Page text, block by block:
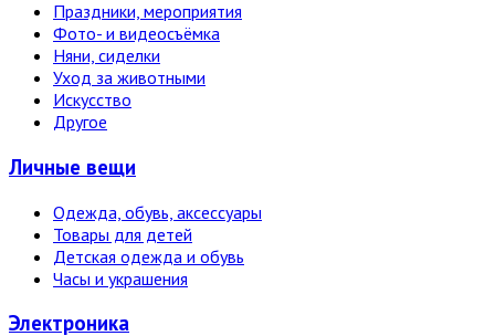
Праздники, мероприятия
Фото- и видеосъёмка
Няни, сиделки
Уход за животными
Искусство
Другое
Личные вещи
Одежда, обувь, аксессуары
Товары для детей
Детская одежда и обувь
Часы и украшения
Электро­ника